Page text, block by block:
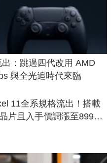
：跳過四代改用 AMD
與全光追時代來臨
11全系規格流出！搭載
片且入手價調漲至899美